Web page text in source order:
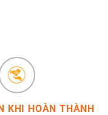
KHI HOÀN THÀNH